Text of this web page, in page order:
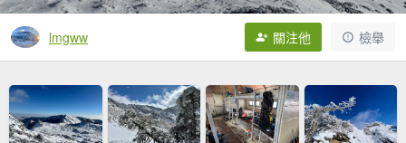
lmgww 關注他 檢舉